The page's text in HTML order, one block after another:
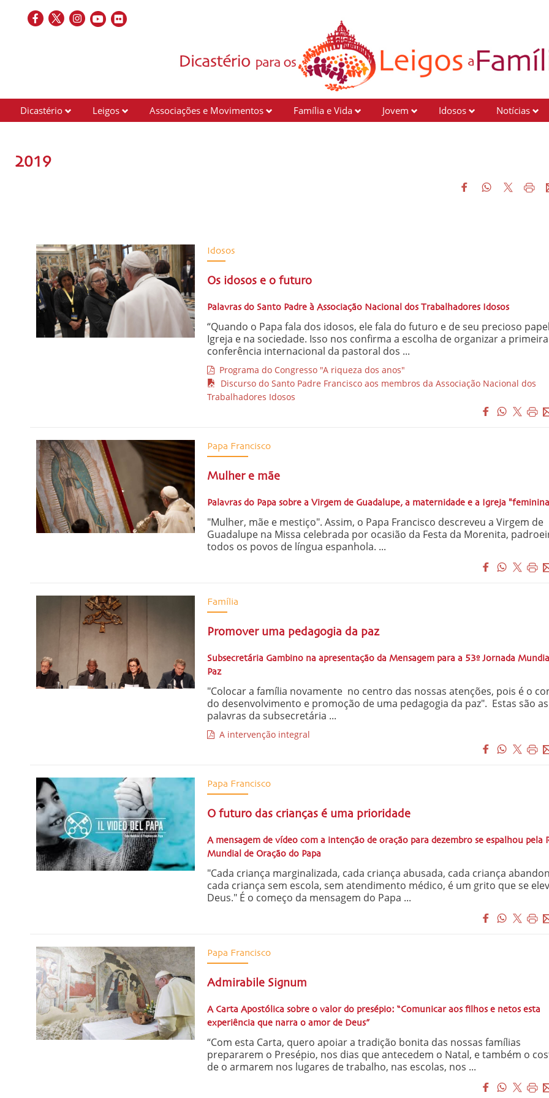
Dicastério Leigos Associações e Movimentos Família e Vida Jovem Idosos Notícias
2019
Idosos
Os idosos e o futuro
Palavras do Santo Padre à Associação Nacional dos Trabalhadores Idosos
“Quando o Papa fala dos idosos, ele fala do futuro e de seu precioso
Igreja e na sociedade. Isso nos confirma a escolha de organizar a primeira
conferência internacional da pastoral dos ...
Programa do Congresso "A riqueza dos anos"
Discurso do Santo Padre Francisco aos membros da Associação Nacional dos
Trabalhadores Idosos
Papa Francisco
Mulher e mãe
Palavras do Papa sobre a Virgem de Guadalupe, a maternidade e a Igreja
"Mulher, mãe e mestiço". Assim, o Papa Francisco descreveu a Virgem de
Guadalupe na Missa celebrada por ocasião da Festa da Morenita,
todos os povos de língua espanhola. ...
Família
Promover uma pedagogia da paz
Subsecretária Gambino na apresentação da Mensagem para a 53º Jornada
Paz
"Colocar a família novamente no centro das nossas atenções, pois é o
do desenvolvimento e promoção de uma pedagogia da paz". Estas são as
palavras da subsecretária ...
A intervenção integral
Papa Francisco
O futuro das crianças é uma prioridade
A mensagem de vídeo com a intenção de oração para dezembro se espalhou pela
Mundial de Oração do Papa
"Cada criança marginalizada, cada criança abusada, cada criança
cada criança sem escola, sem atendimento médico, é um grito que se
Deus." É o começo da mensagem do Papa ...
Papa Francisco
Admirabile Signum
A Carta Apostólica sobre o valor do presépio: “Comunicar aos filhos e netos esta
experiência que narra o amor de Deus”
“Com esta Carta, quero apoiar a tradição bonita das nossas famílias
prepararem o Presépio, nos dias que antecedem o Natal, e também o
de o armarem nos lugares de trabalho, nas escolas, nos ...